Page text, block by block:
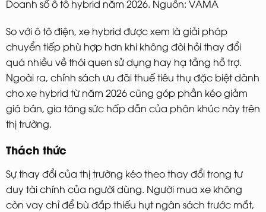
Doanh số ô tô hybrid năm 2026. Nguồn: VAMA
So với ô tô điện, xe hybrid được xem là giải pháp
chuyển tiếp phù hợp hơn khi không đòi hỏi thay đổi
quá nhiều về thói quen sử dụng hay hạ tầng hỗ trợ.
Ngoài ra, chính sách ưu đãi thuế tiêu thụ đặc biệt dành
cho xe hybrid từ năm 2026 cũng góp phần kéo giảm
giá bán, gia tăng sức hấp dẫn của phân khúc này trên
thị trường.
Thách thức
Sự thay đổi của thị trường kéo theo thay đổi trong tư
duy tài chính của người dùng. Người mua xe không
còn vay chỉ để bù đắp thiếu hụt ngân sách trước mắt,